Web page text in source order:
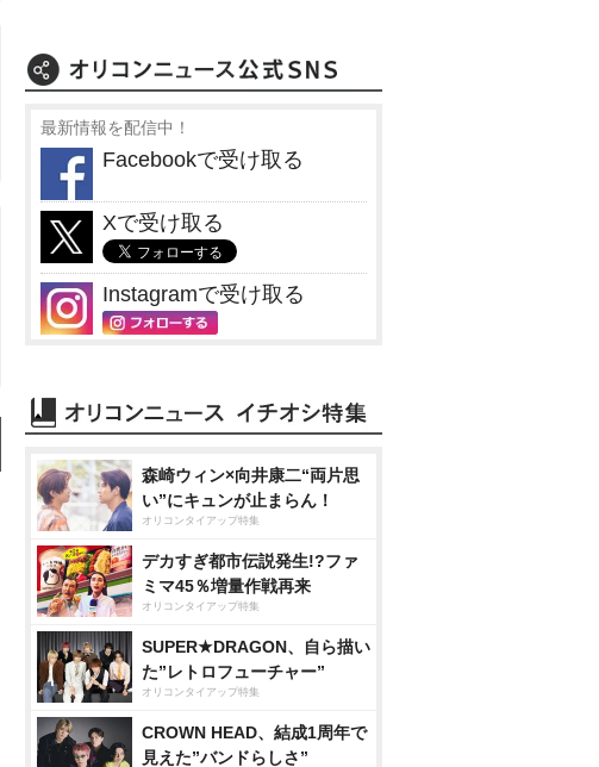
最新情報を配信中！
Facebookで受け取る
Xで受け取る
Instagramで受け取る
森崎ウィン×向井康二“両片思
い”にキュンが止まらん！
オリコンタイアップ特集
デカすぎ都市伝説発生!?ファ
ミマ45％増量作戦再来
オリコンタイアップ特集
SUPER★DRAGON、自ら描い
た”レトロフューチャー”
オリコンタイアップ特集
CROWN HEAD、結成1周年で
見えた”バンドらしさ”